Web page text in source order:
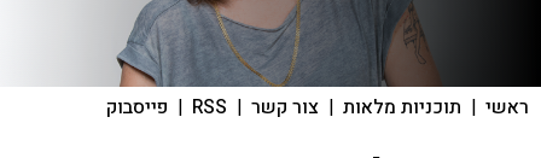
ראשי | תוכניות מלאות | צור קשר |
RSS
| פייסבוק